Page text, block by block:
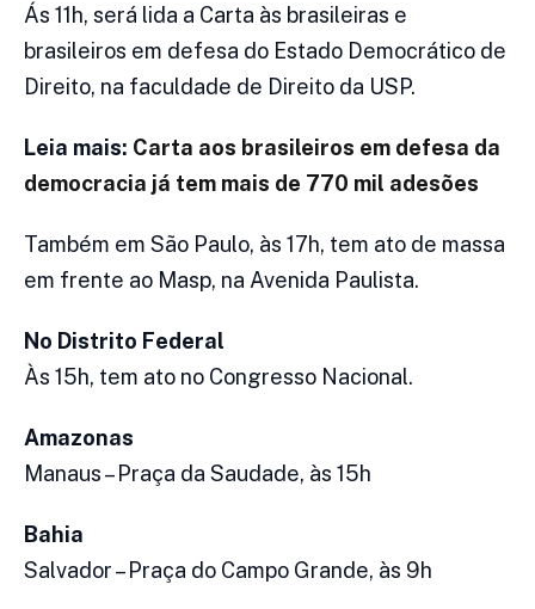
Ás 11h, será lida a Carta às brasileiras e
brasileiros em defesa do Estado Democrático de
Direito, na faculdade de Direito da USP.
Leia mais: Carta aos brasileiros em defesa da
democracia já tem mais de 770 mil adesões
Também em São Paulo, às 17h, tem ato de massa
em frente ao Masp, na Avenida Paulista.
No Distrito Federal
Às 15h, tem ato no Congresso Nacional.
Amazonas
Manaus – Praça da Saudade, às 15h
Bahia
Salvador – Praça do Campo Grande, às 9h